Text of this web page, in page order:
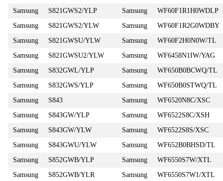
Samsung
S821GWS2/YLP Samsung
WF60F1R1H0WDLP
Samsung
S821GWS2/YLW Samsung
WF60F1R2G0WDBY
Samsung
S821GWSU/YLW Samsung
WF60F2H0N0W/TL
Samsung
S821GWSU2/YLW Samsung
WF6458N1IW/YAG
Samsung
S832GWL/YLP Samsung
WF650B0BCWQ/TL
Samsung
S832GWS/YLP Samsung
WF650B0STWQ/TL
Samsung
S843 Samsung
WF6520N8C/XSC
Samsung
S843GW/YLP Samsung
WF6522S8C/XSH
Samsung
S843GW/YLW Samsung
WF6522S8S/XSC
Samsung
S843GWU/YLW Samsung
WF652B0BHSD/TL
Samsung
S852GWB/YLP Samsung
WF6550S7W/XTL
Samsung
S852GWB/YLR Samsung
WF6550S7W1/XTL